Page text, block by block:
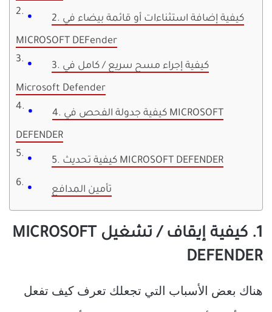
2. كيفية إضافة استثناءات أو قائمة بيضاء في
MICROSOFT DEFender
3. كيفية إجراء مسح سريع / كامل في
Microsoft Defender
4. كيفية جدولة الفحص في MICROSOFT
DEFENDER
5. كيفية تحديث MICROSOFT DEFENDER
تأمين المدافع
1. كيفية إيقاف / تشغيل MICROSOFT
DEFENDER
هناك بعض الأسباب التي تجعلك تعرف كيف تفعل